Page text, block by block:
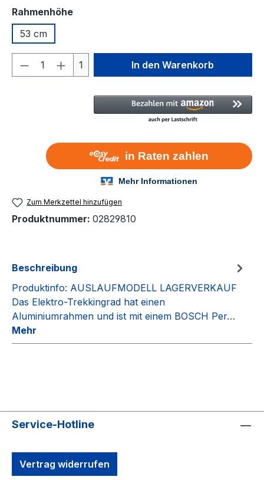
Rahmenhöheauswählen
53 cm
Produkt Anzahl: Gib den
1 In den Warenkorb
Zum Merkzettel hinzufügen
Produktnummer: 02829810
Beschreibung
Produktinfo: AUSLAUFMODELL LAGERVERKAUF
Das Elektro-Trekkingrad hat einen
Aluminiumrahmen und ist mit einem BOSCH Per…
Mehr
Service-Hotline
Vertrag widerrufen